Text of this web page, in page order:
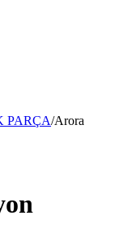
PARÇA/Arora